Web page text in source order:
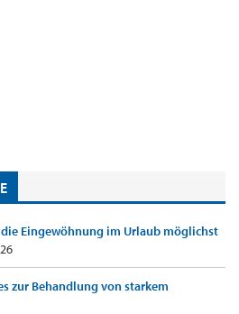
Eingewöhnung im Urlaub möglichst
zur Behandlung von starkem